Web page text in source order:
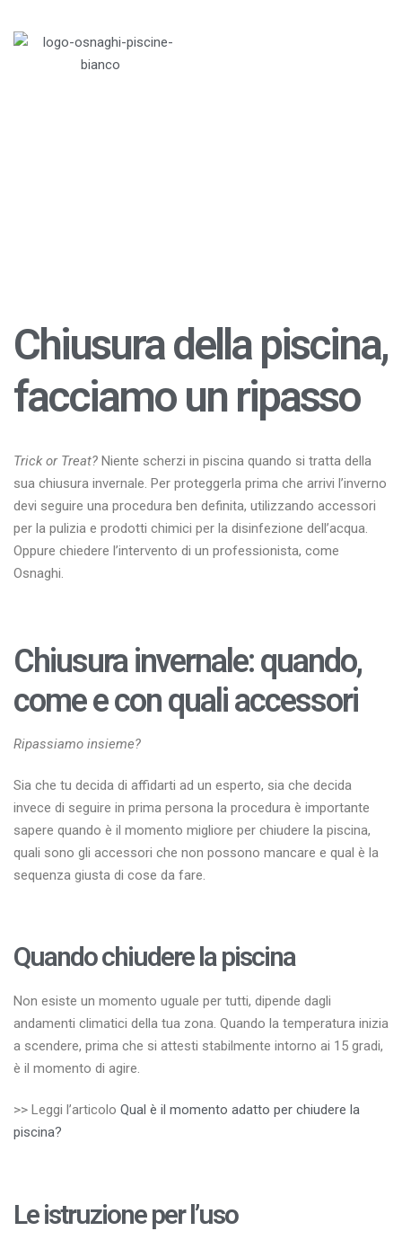
Chiusura della piscina,
facciamo un ripasso
Trick or Treat? Niente scherzi in piscina quando si tratta della
sua chiusura invernale. Per proteggerla prima che arrivi l’inverno
devi seguire una procedura ben definita, utilizzando accessori
per la pulizia e prodotti chimici per la disinfezione dell’acqua.
Oppure chiedere l’intervento di un professionista, come
Osnaghi.
Chiusura invernale: quando,
come e con quali accessori
Ripassiamo insieme?
Sia che tu decida di affidarti ad un esperto, sia che decida
invece di seguire in prima persona la procedura è importante
sapere quando è il momento migliore per chiudere la piscina,
quali sono gli accessori che non possono mancare e qual è la
sequenza giusta di cose da fare.
Quando chiudere la piscina
Non esiste un momento uguale per tutti, dipende dagli
andamenti climatici della tua zona. Quando la temperatura inizia
a scendere, prima che si attesti stabilmente intorno ai 15 gradi,
è il momento di agire.
>> Leggi l’articolo Qual è il momento adatto per chiudere la
piscina?
Le istruzione per l’uso